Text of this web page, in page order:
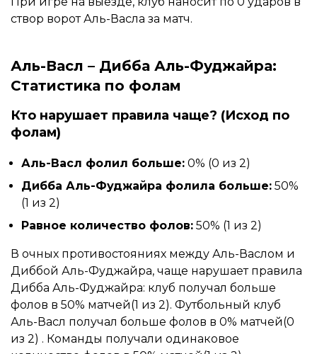
створ ворот Аль-Васла за матч.
Аль-Васл – Дибба Аль-Фуджайра:
Статистика по фолам
Кто нарушает правила чаще? (Исход по
фолам)
Аль-Васл фолил больше: 0% (0 из 2)
Дибба Аль-Фуджайра фолила больше: 50%
(1 из 2)
Равное количество фолов: 50% (1 из 2)
В очных противостояниях между Аль-Васлом и
Диббой Аль-Фуджайра, чаще нарушает правила
Дибба Аль-Фуджайра: клуб получал больше
фолов в 50% матчей(1 из 2). Футбольный клуб
Аль-Васл получал больше фолов в 0% матчей(0
из 2) . Команды получали одинаковое